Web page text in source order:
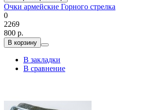
Очки армейские Горного стрелка
0
2269
800 р.
В корзину
В закладки
В сравнение